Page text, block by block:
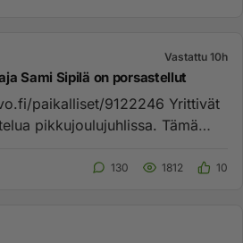
Vastattu 10h
Sami Sipilä on porsastellut
9122246 Yrittivät
pikkujoulujuhlissa. Tämä
130 1812 10